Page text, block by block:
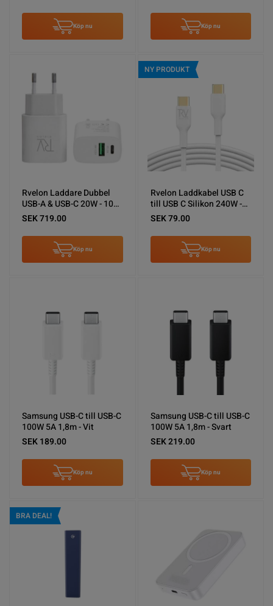
Köp nu Köp nu
Rvelon Laddare Dubbel
USB-A & USB-C 20W - 10
pack (bulk)
SEK 719.00
Köp nu
NY PRODUKT
Rvelon Laddkabel USB C
till USB C Silikon 240W -
1M Vit
SEK 79.00
Köp nu
Samsung USB-C till USB-C
100W 5A 1,8m - Vit
SEK 189.00
Köp nu
Samsung USB-C till USB-C
100W 5A 1,8m - Svart
SEK 219.00
Köp nu
BRA DEAL!